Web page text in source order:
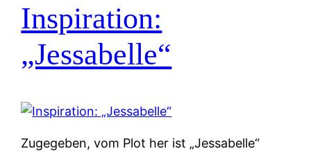
Inspiration:
„Jessabelle“
Zugegeben, vom Plot her ist „Jessabelle“